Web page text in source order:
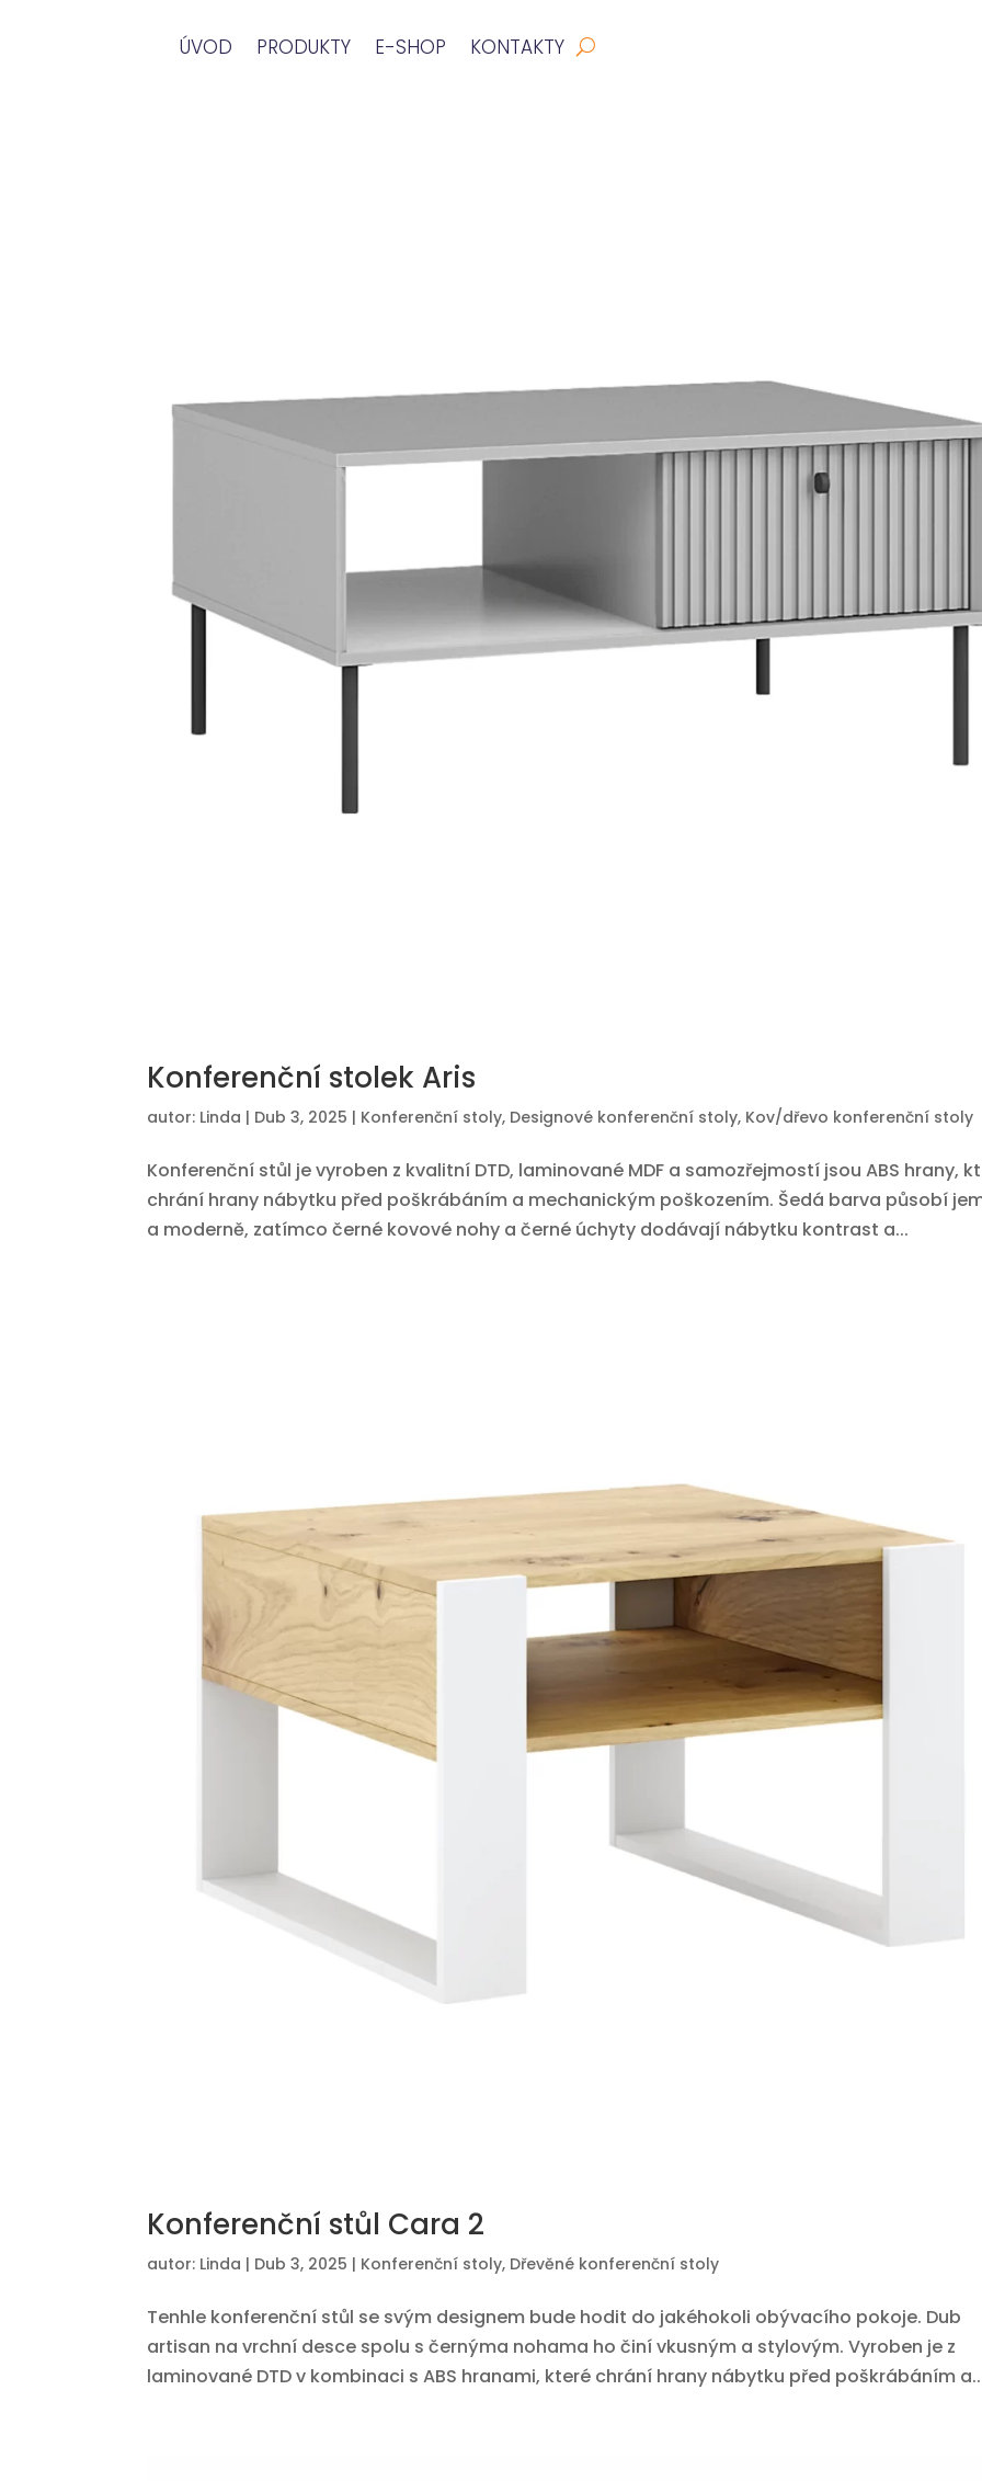
ÚVOD PRODUKTY E-SHOP KONTAKTY
Konferenční stolek Aris
autor: Linda | Dub 3, 2025 | Konferenční stoly, Designové konferenční stoly, Kov/dřevo konferenční stoly
Konferenční stůl je vyroben z kvalitní DTD, laminované MDF a samozřejmostí jsou ABS hrany,
chrání hrany nábytku před poškrábáním a mechanickým poškozením. Šedá barva působí
a moderně, zatímco černé kovové nohy a černé úchyty dodávají nábytku kontrast a...
Konferenční stůl Cara 2
autor: Linda | Dub 3, 2025 | Konferenční stoly, Dřevěné konferenční stoly
Tenhle konferenční stůl se svým designem bude hodit do jakéhokoli obývacího pokoje. Dub
artisan na vrchní desce spolu s černýma nohama ho činí vkusným a stylovým. Vyroben je z
laminované DTD v kombinaci s ABS hranami, které chrání hrany nábytku před poškrábáním